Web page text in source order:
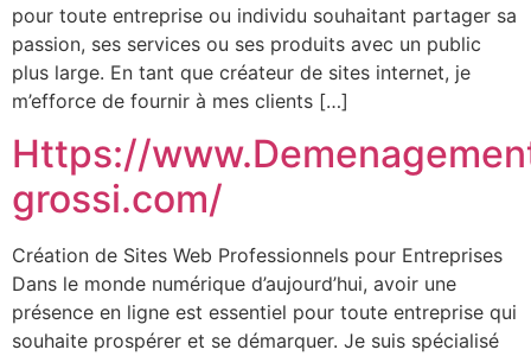
pour toute entreprise ou individu souhaitant partager sa
passion, ses services ou ses produits avec un public
plus large. En tant que créateur de sites internet, je
m’efforce de fournir à mes clients […]
Https://
grossi.com/
Création de Sites Web Professionnels pour Entreprises
Dans le monde numérique d’aujourd’hui, avoir une
présence en ligne est essentiel pour toute entreprise qui
souhaite prospérer et se démarquer. Je suis spécialisé